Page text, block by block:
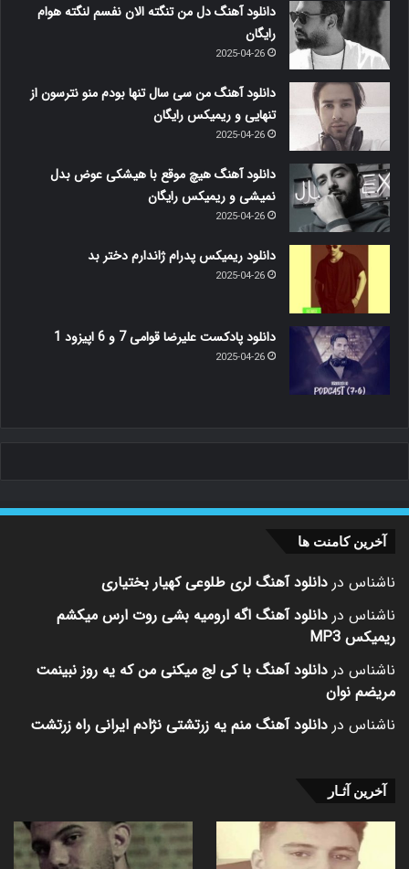
دانلود آهنگ دل من تنگته الان نفسم لنگته هوام
رایگان
2025-04-26
دانلود آهنگ من سی سال تنها بودم منو نترسون از
تنهایی و ریمیکس رایگان
2025-04-26
دانلود آهنگ هیچ موقع با هیشکی عوض بدل
نمیشی و ریمیکس رایگان
2025-04-26
دانلود ریمیکس پدرام ژاندارم دختر بد
2025-04-26
دانلود پادکست علیرضا قوامی 7 و 6 اپیزود 1
2025-04-26
آخرین کامنت ها
ناشناس در دانلود آهنگ لری طلوعی کهیار بختیاری
ناشناس در دانلود آهنگ اگه ارومیه بشی روت ارس میکشم
ریمیکس MP3
ناشناس در دانلود آهنگ با کی لج میکنی من که یه روز نبینمت
مریضم نوان
ناشناس در دانلود آهنگ منم یه زرتشتی نژادم ایرانی راه زرتشت
آخرین آثـار